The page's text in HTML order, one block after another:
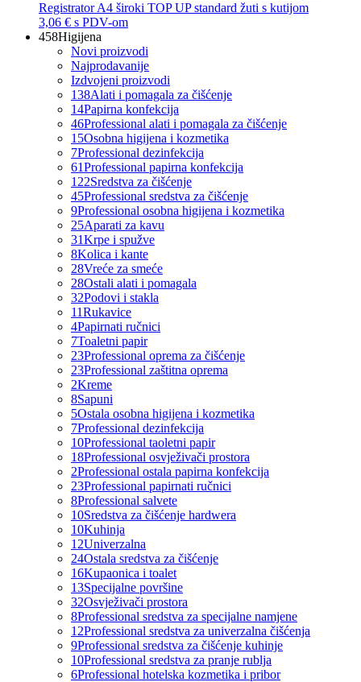
Registrator A4 široki TOP UP standard žuti s kutijom
3,06 € s PDV-om
458Higijena
Novi proizvodi
Najprodavanije
Izdvojeni proizvodi
138Alati i pomagala za čišćenje
14Papirna konfekcija
46Professional alati i pomagala za čišćenje
15Osobna higijena i kozmetika
7Professional dezinfekcija
61Professional papirna konfekcija
122Sredstva za čišćenje
45Professional sredstva za čišćenje
9Professional osobna higijena i kozmetika
25Aparati za kavu
31Krpe i spužve
8Kolica i kante
28Vreće za smeće
28Ostali alati i pomagala
32Podovi i stakla
11Rukavice
4Papirnati ručnici
7Toaletni papir
23Professional oprema za čišćenje
23Professional zaštitna oprema
2Kreme
8Sapuni
5Ostala osobna higijena i kozmetika
7Professional dezinfekcija
10Professional taoletni papir
18Professional osvježivači prostora
2Professional ostala papirna konfekcija
23Professional papirnati ručnici
8Professional salvete
10Sredstva za čišćenje hardwera
10Kuhinja
12Univerzalna
24Ostala sredstva za čišćenje
16Kupaonica i toalet
13Specijalne površine
32Osvježivači prostora
8Professional sredstva za specijalne namjene
12Professional sredstva za univerzalna čišćenja
9Professional sredstva za čišćenje kuhinje
10Professional sredstva za pranje rublja
6Professional hotelska kozmetika i pribor